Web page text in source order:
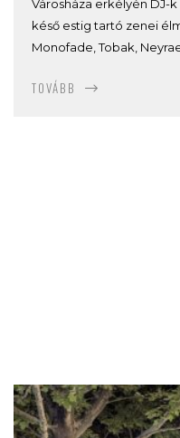
Városháza erkélyén DJ-
késő estig tartó zenei
Monofade, Tobak,
TOVÁBB